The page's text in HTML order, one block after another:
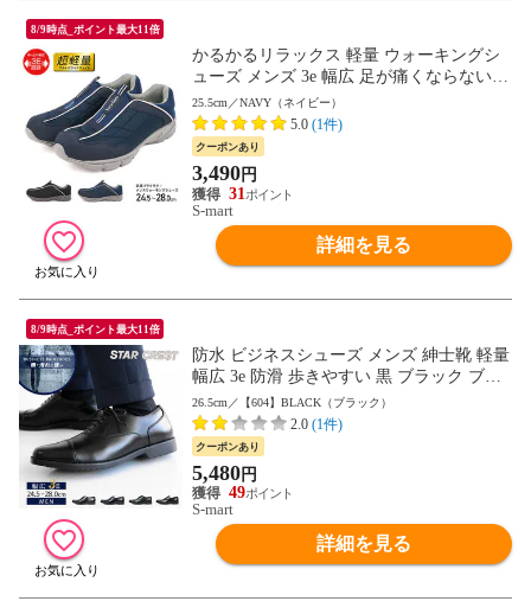
8/9時点_ポイント最大11倍
かるかるリラックス 軽量 ウォーキングシ
ューズ メンズ 3e 幅広 足が痛くならない
靴 スリッポン メンズ スニーカー 軽い 歩
きやすい 疲れない 履きやすい かかとが踏
める 大きいサイズ スポーツ ジム コンフォ
ートシューズ 黒 mc2914 送料無料
25.5cm／NAVY（ネイビー）
5.0 (1件)
クーポンあり
3,490円
31
S-mart
詳細を見る
8/9時点_ポイント最大11倍
防水 ビジネスシューズ メンズ 紳士靴 軽量
幅広 3e 防滑 歩きやすい 黒 ブラック ブラ
ウン 衝撃吸収 屈曲性 結婚式 男性用 通勤
用 リクルート 就活 オフィス 仕事 営業 軽
い 父の日 大きいサイズ 冠婚葬祭 靴 601 60
4 605 607 送料無料
26.5cm／【604】BLACK（ブラック）
2.0 (1件)
クーポンあり
5,480円
49
S-mart
詳細を見る